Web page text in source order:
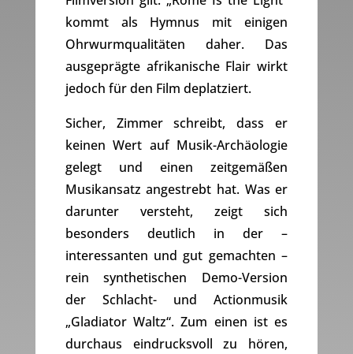
kommt als Hymnus mit einigen
Ohrwurmqualitäten daher. Das
ausgeprägte afrikanische Flair wirkt
jedoch für den Film deplatziert.
Sicher, Zimmer schreibt, dass er
keinen Wert auf Musik-Archäologie
gelegt und einen zeitgemäßen
Musikansatz angestrebt hat. Was er
darunter versteht, zeigt sich
besonders deutlich in der –
interessanten und gut gemachten –
rein synthetischen Demo-Version
der Schlacht- und Actionmusik
„Gladiator Waltz“. Zum einen ist es
durchaus eindrucksvoll zu hören,